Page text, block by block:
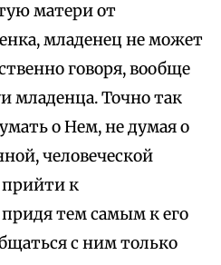
матери от
младенец не может
говоря, вообще
младенца. Точно так
о Нем, не думая о
человеческой
к
тем самым к его
с ним только